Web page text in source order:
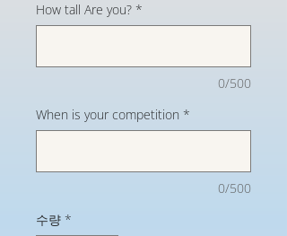
How tall Are you? *
0/500
When is your competition *
0/500
수량 *